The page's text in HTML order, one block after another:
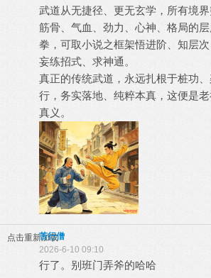
武道从无捷径、更无玄学，所有境
筋骨、气血、劲力、心神、格局的
拳，可取小说之框架悟进阶、知层
妄练招式、求神通。
真正的传统武道，永远扎根于桩功
行，务实落地、纯粹本真，这便是
真义。
点击重新加载
苦行僧
2026-6-10 09:10
行了。别班门弄斧的哈哈